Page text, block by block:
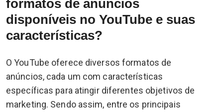
formatos de anúncios
disponíveis no YouTube e suas
características?
O YouTube oferece diversos formatos de
anúncios, cada um com características
específicas para atingir diferentes objetivos de
marketing. Sendo assim, entre os principais